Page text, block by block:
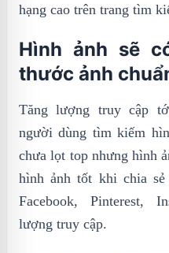
hạng cao trên trang tìm
Hình ảnh sẽ
thước ảnh
Tăng lượng truy cập
người dùng tìm kiếm
chưa lọt top nhưng hình
hình ảnh tốt khi chia
Facebook, Pinterest,
lượng truy cập.